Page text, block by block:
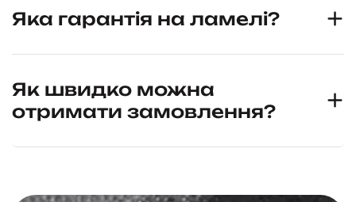
Яка гарантія на ламелі?
Як швидко можна
отримати замовлення?